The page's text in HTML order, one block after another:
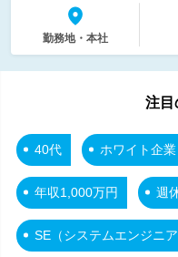
勤務地・本社
注目
40代 ホワイト企業
年収1,000万円 週
SE（システムエンジニア